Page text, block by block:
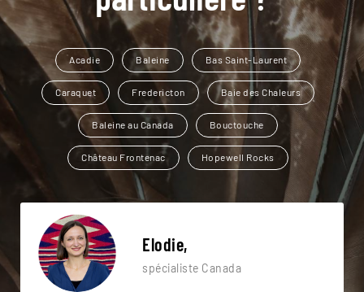
Acadie Baleine Bas Saint-Laurent
Caraquet Fredericton Baie des Chaleurs
Baleine au Canada Bouctouche
Château Frontenac Hopewell Rocks
Elodie,
spécialiste Canada